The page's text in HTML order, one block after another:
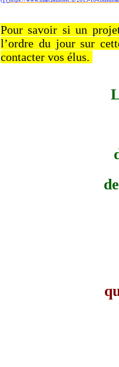
Pour savoir si un
l’ordre du jour sur
contacter vos élus.